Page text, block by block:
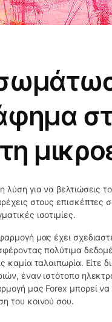
λύση για να βελτιώσεις
στους επισκέπτες
ισοτιμίες.
μας έχει
πολύτιμα
καμία ταλαιπωρία. Είτε
έναν ιστότοπο
μας Forex μπορεί
του κοινού σου.